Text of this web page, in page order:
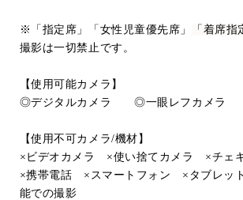
※「指定席」「女性児童優先席」 「着席指
撮影は一切禁止です。
【使用可能カメラ】
◎デジタルカメラ◎一眼レフカメラ
【使用不可カメラ/機材】
×ビデオカメラ ×使い捨てカメラ ×チェ
×携帯電話 × スマートフォン × タブレッ
能での撮影